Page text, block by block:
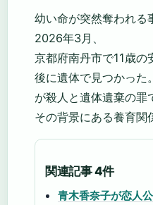
幼い命が突然奪われる
2026年3月、
京都府南丹市で11歳
後に遺体で見つかった
が殺人と遺体遺棄の罪
その背景にある養育関
関連記事 4件
青木香奈子が恋人